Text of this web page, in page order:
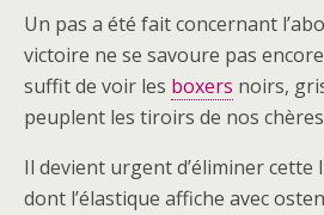
Un pas a été fait concernant
victoire ne se savoure pas
suffit de voir les boxers noirs,
peuplent les tiroirs de nos
Il devient urgent d’éliminer cette
dont l’élastique affiche avec